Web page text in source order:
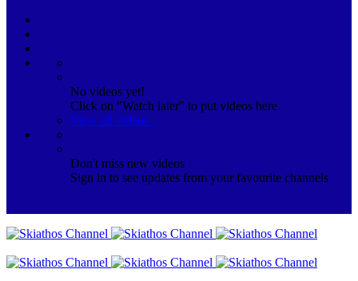
No videos yet!
Click on "Watch later" to put videos here
View all videos
Don't miss new videos
Sign in to see updates from your favourite channels